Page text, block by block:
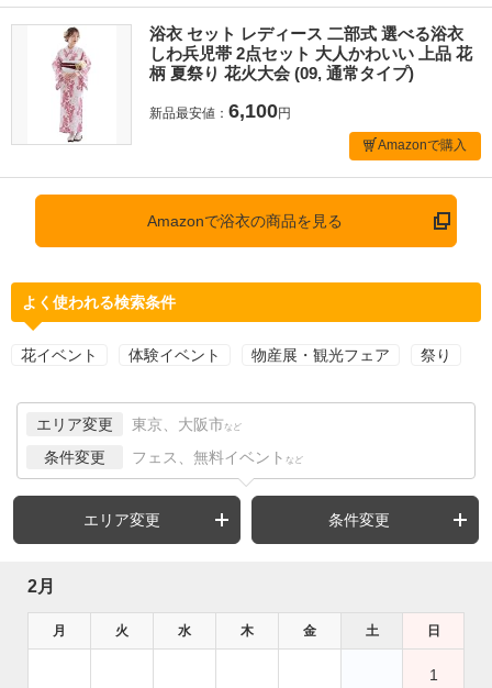
浴衣 セット レディース 二部式 選べる浴衣
しわ兵児帯 2点セット 大人かわいい 上品 花
柄 夏祭り 花火大会 (09, 通常タイプ)
新品最安値： 6,100円
Amazonで購入
Amazonで浴衣の商品を見る
よく使われる検索条件
花イベント 体験イベント 物産展・観光フェア 祭り
エリア変更 東京、大阪市 など
条件変更 フェス、無料イベント など
エリア変更 条件変更
2月
月 火 水 木 金 土 日
1